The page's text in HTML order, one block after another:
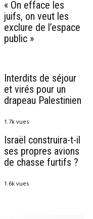
« On efface les
juifs, on veut les
exclure de l’espace
public »
Interdits de séjour
et virés pour un
drapeau Palestinien
1.7k vues
Israël construira-t-il
ses propres avions
de chasse furtifs ?
1.6k vues